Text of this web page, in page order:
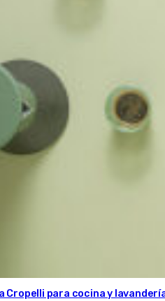
Cropelli para cocina y